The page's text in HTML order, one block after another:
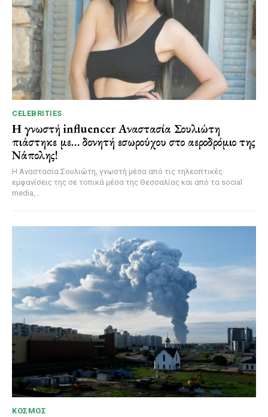
CELEBRITIES
Η γνωστή influencer Αναστασία Σουλιώτη
πιάστηκε με… δονητή εσωρούχου στο αεροδρόμιο της
Νάπολης!
Η Αναστασία Σουλιώτη, γνωστή μέσα από τις τηλεοπτικές
εμφανίσεις της σε τοπικά μέσα της Θεσσαλίας και από τα social
media,...
ΚΌΣΜΟΣ